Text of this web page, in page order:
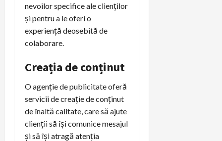
nevoilor specifice ale clienților
și pentru a le oferi o
experiență deosebită de
colaborare.
Creația de conținut
O agenție de publicitate oferă
servicii de creație de conținut
de înaltă calitate, care să ajute
clienții să își comunice mesajul
și să își atragă atenția